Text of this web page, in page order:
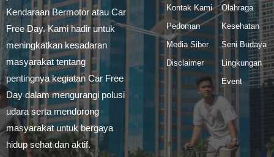
Kendaraan Bermotor atau Car
Free Day. Kami hadir untuk
meningkatkan kesadaran
masyarakat tentang
pentingnya kegiatan Car Free
Day dalam mengurangi polusi
udara serta mendorong
masyarakat untuk bergaya
hidup sehat dan aktif.
Kontak Kami
Pedoman
Media Siber
Disclaimer
Olahraga
Kesehatan
Seni Budaya
Lingkungan
Event